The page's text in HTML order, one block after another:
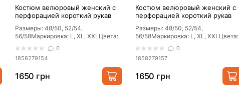
ПОПУЛЯРНЫЙ
Коврики прикроватные
АКЦИОННАЯ ЦЕНА
Одеяла и подушки
Костюм велюровый женский с
перфорацией короткий рукав
Размеры: 48/50, 52/54,
56/58Маркировка: L, XL, ХXLЦвета:
электрик, ..
0
1858279154
1650 грн
Костюм велюровый женский с
перфорацией короткий рукав
Размеры: 48/50, 52/54,
56/58Маркировка: L, XL, ХXLЦвета:
электрик, ..
0
1858279157
1650 грн